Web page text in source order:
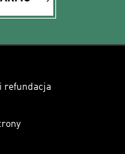
refundacja